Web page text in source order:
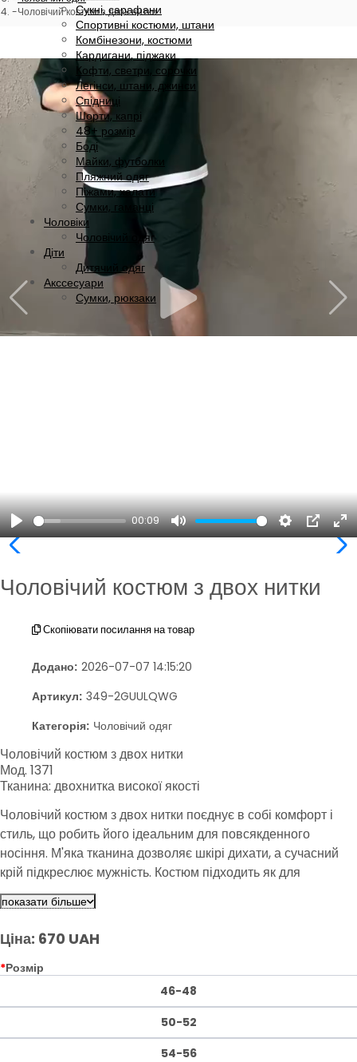
Сукні, сарафани
Спортивні костюми, штани
Комбінезони, костюми
Кардигани, піджаки
Кофти, светри, сорочки
Легінси, штани, джинси
Спідниці
Шорти, капрі
48+ розмір
Боді
Майки, футболки
Пляжний одяг
Піжами, халати
Сумки, гаманці
Чоловіки
Чоловічий одяг
Діти
Дитячий одяг
Акссесуари
Сумки, рюкзаки
Чоловічий костюм з двох нитки
Play
00:09
Mute Settings
PIP
Чоловічий костюм з двох нитки
Скопіювати посилання на товар
Додано: 2026-07-07 14:15:20
Артикул: 349-2GUULQWG
Категорія: Чоловічий одяг
Чоловічий костюм з двох нитки
Мод. 1371
Тканина: двохнитка високої якості
Чоловічий костюм з двох нитки поєднує в собі комфорт і
стиль, що робить його ідеальним для повсякденного
носіння. М'яка тканина дозволяє шкірі дихати, а сучасний
крій підкреслює мужність. Костюм підходить як для
прогулянок, так і для домашнього затишку, а його
лаконічний дизайн робить його універсальним для будь-
якого образу.
показати більше
Ціна: 670 UAH
*Розмір
46-48
50-52
54-56